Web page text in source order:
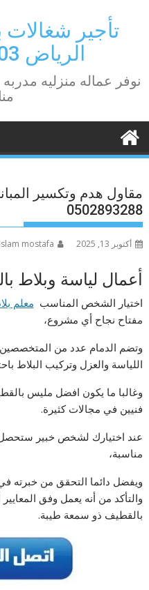
contentتأجير
الرياض 0582506203
نوفر عماله منزليه
مقاول هدم وتكسير
0502893288
أكتوبر 13, 2025 Islam mostafa
أعمال لياسة وبلاط
اختيار الشخص المناسب معلم
مفتاح نجاح أي مشروع،
وتضم الدمام عدد من
اللياسة والعزل وتركيب البلاط
وغالبا ما يكون افضل مليس
فنيين في مجالات كثيرة.
عند اختيارك لشخص خبير
مناسبة،
ويفضل دائما التحقق من خبرته
والتأكد من أنه يعمل وفق
بالقطيف ذو سمعة طيبة.